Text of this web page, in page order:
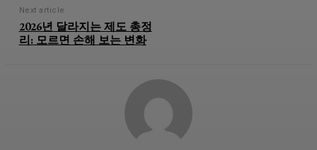
Next article
2026년 달라지는 제도 총정
리: 모르면 손해 보는 변화